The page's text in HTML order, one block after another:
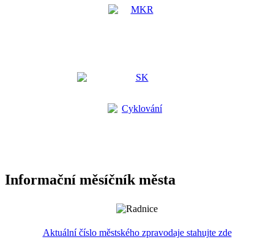
Informační měsíčník města
Aktuální číslo městského zpravodaje stahujte zde